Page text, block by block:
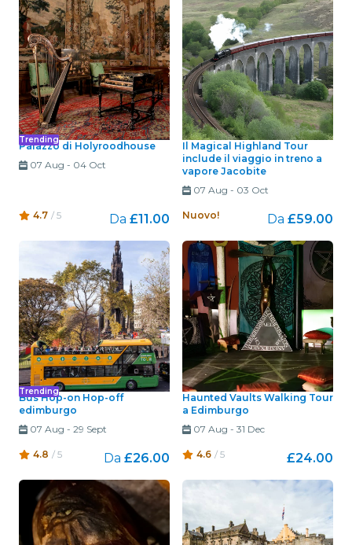
Trending
Palazzo di Holyroodhouse
07 Aug - 04 Oct
4.7 / 5 Da £11.00
Il Magical Highland Tour
include il viaggio in treno a
vapore Jacobite
07 Aug - 03 Oct
Nuovo! Da £59.00
Trending
Bus Hop-on Hop-off
edimburgo
07 Aug - 29 Sept
4.8 / 5 Da £26.00
Haunted Vaults Walking Tour
a Edimburgo
07 Aug - 31 Dec
4.6 / 5 £24.00